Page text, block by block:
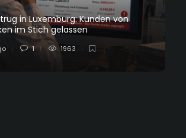
in Luxemburg: Kunden von
im Stich gelassen
1 1963